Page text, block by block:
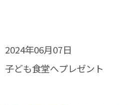
細江あすなろ作業所
アグリッシュ西丘
2024年06月07日
子ども食堂へプレゼント